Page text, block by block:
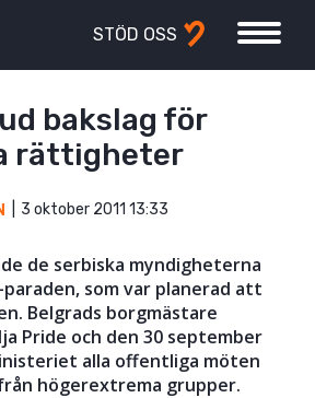
STÖD OSS
bakslag för
rättigheter
3 oktober 2011 13:33
de serbiska myndigheterna
som var planerad att
Belgrads borgmästare
Pride och den 30 september
alla offentliga möten
högerextrema grupper.